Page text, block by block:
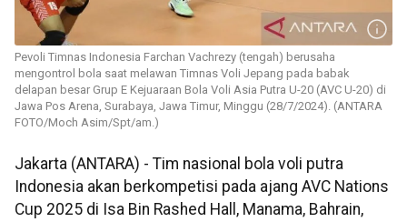
Pevoli Timnas Indonesia Farchan Vachrezy (tengah) berusaha
mengontrol bola saat melawan Timnas Voli Jepang pada babak
delapan besar Grup E Kejuaraan Bola Voli Asia Putra U-20 (AVC U-20) di
Jawa Pos Arena, Surabaya, Jawa Timur, Minggu (28/7/2024). (ANTARA
FOTO/Moch Asim/Spt/am.)
Jakarta (ANTARA) - Tim nasional bola voli putra
Indonesia akan berkompetisi pada ajang AVC Nations
Cup 2025 di Isa Bin Rashed Hall, Manama, Bahrain,